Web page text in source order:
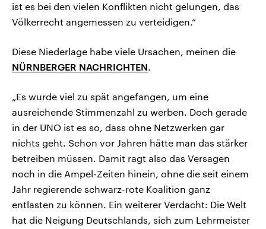
ist es bei den vielen Konflikten nicht gelungen, das
Völkerrecht angemessen zu verteidigen.“
Diese Niederlage habe viele Ursachen, meinen die
NÜRNBERGER NACHRICHTEN.
„Es wurde viel zu spät angefangen, um eine
ausreichende Stimmenzahl zu werben. Doch gerade
in der UNO ist es so, dass ohne Netzwerken gar
nichts geht. Schon vor Jahren hätte man das stärker
betreiben müssen. Damit ragt also das Versagen
noch in die Ampel-Zeiten hinein, ohne die seit einem
Jahr regierende schwarz-rote Koalition ganz
entlasten zu können. Ein weiterer Verdacht: Die Welt
hat die Neigung Deutschlands, sich zum Lehrmeister